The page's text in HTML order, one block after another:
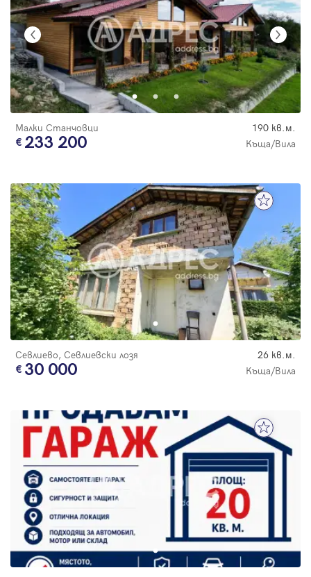
Малки Станчовци 190 кв.м.
233 200 Къща/Вила
Севлиево, Севлиевски лозя 26 кв.м.
30 000 Къща/Вила